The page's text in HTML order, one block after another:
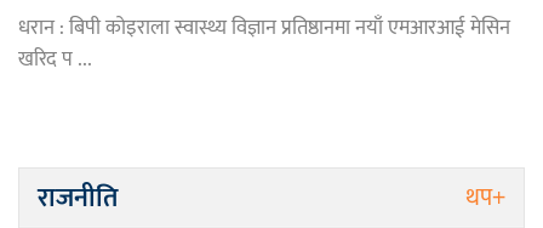
धरान : बिपी कोइराला स्वास्थ्य विज्ञान प्रतिष्ठानमा नयाँ एमआरआई मेसिन
खरिद प ...
राजनीति थप+